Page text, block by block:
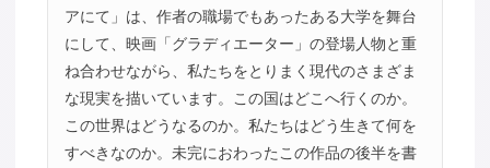
アにて」は、作者の職場でもあったある大学を舞台
にして、映画「グラディエーター」の登場人物と重
ね合わせながら、私たちをとりまく現代のさまざま
な現実を描いています。この国はどこへ行くのか。
この世界はどうなるのか。私たちはどう生きて何を
すべきなのか。未完におわったこの作品の後半を書